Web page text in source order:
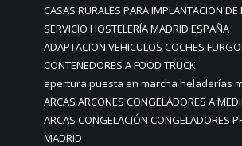
CASAS RURALES PARA IMPLANTACION DE
SERVICIO HOSTELERÍA MADRID ESPAÑA
ADAPTACION VEHICULOS COCHES
CONTENEDORES A FOOD TRUCK
apertura puesta en marcha heladerías
ARCAS ARCONES CONGELADORES A
ARCAS CONGELACIÓN CONGELADORES
MADRID